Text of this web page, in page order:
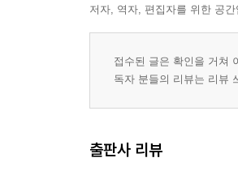
저자, 역자, 편집자를 위한 공
접수된 글은 확인을 거쳐
독자 분들의 리뷰는 리뷰
출판사 리뷰